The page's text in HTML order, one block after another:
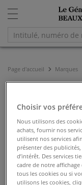
Page d'accueil Marques
Filter & Trier
Découvrez les
Choisir vos
Nous utilisons des
achats, fournir nos
utilisent nos services
présenter des
d’intérêt. Des services
cadre de notre
tous les cookies ou si
utilisons les cookies,